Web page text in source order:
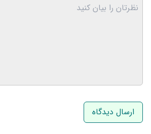
نام و نام خانوادگی